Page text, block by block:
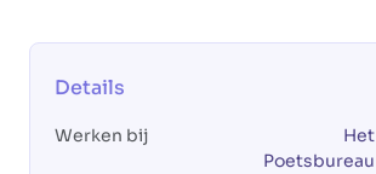
Details
Werken bij
Het
Poetsbureau